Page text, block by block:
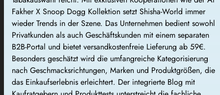
Fakher X Snoop Dogg Kollektion setzt Shisha-World immer
wieder Trends in der Szene. Das Unternehmen bedient sowohl
Privatkunden als auch Geschäftskunden mit einem separaten
B2B-Portal und bietet versandkostenfreie Lieferung ab 59€.
Besonders geschätzt wird die umfangreiche Kategorisierung
nach Geschmacksrichtungen, Marken und Produktgrößen, die
das Einkaufserlebnis erleichtert. Der integrierte Blog mit